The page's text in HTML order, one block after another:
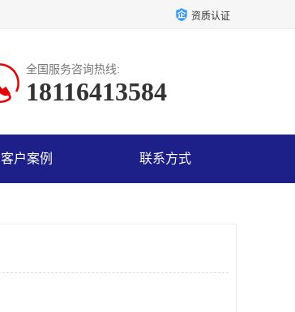
资质认证
全国服务咨询热线:
18116413584
客户案例 联系方式